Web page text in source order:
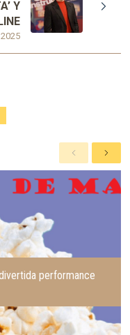
Y
A
n
t
e
S
i
u
e
performance